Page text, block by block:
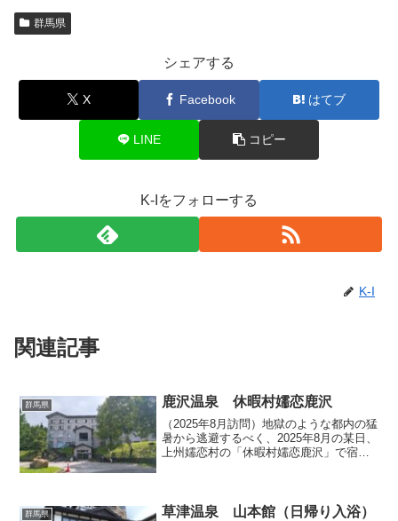
群馬県
シェアする
X Facebook はてブ
LINE コピー
K-Iをフォローする
K-I
関連記事
群馬県 鹿沢温泉 休暇村嬬恋鹿沢
（2025年8月訪問）地獄のような都内の猛
暑から逃避するべく、2025年8月の某日、
上州嬬恋村の「休暇村嬬恋鹿沢」で宿泊
へ上がると外...
群馬県 草津温泉 山本館（日帰り入浴）